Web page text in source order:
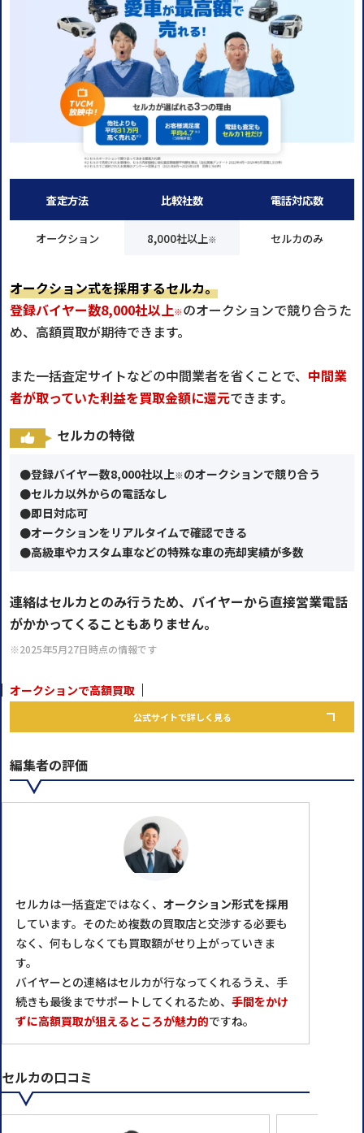
査定方法
オークション
比較社数
8,000社以上※
電話対応数
セルカのみ
オークション式を採用するセルカ。
登録バイヤー数8,000社以上※ のオークションで競り合うた
め、高額買取が期待できます。
また一括査定サイトなどの中間業者を省くことで、 中間業
者が取っていた利益を買取⾦額に還元できます。
セルカの特徴
●登録バイヤー数8,000社以上※ のオークションで競り合う
●セルカ以外からの電話なし
●即日対応可
●オークションをリアルタイムで確認できる
●高級車やカスタム車などの特殊な車の売却実績が多数
連絡はセルカとのみ行うため、バイヤーから直接営業電話
がかかってくることもありません。
※2025年5月27日時点の情報です
オークションで高額買取
公式サイトで詳しく見る
編集者の評価
セルカは一括査定ではなく、 オークション形式を採用
しています。そのため複数の買取店と交渉する必要も
なく、何もしなくても買取額がせり上がっていきま
す。
バイヤーとの連絡はセルカが⾏なってくれるうえ、⼿
続きも最後までサポートしてくれるため、 手間をかけ
ずに高額買取が狙えるところが魅力的ですね。
セルカの口コミ